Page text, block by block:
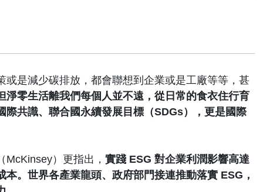
或是減少碳排放，都會聯想到企業或是工廠等等，甚
淨零生活離我們每個人並不遠，從日常的食衣住行育
際共識、聯合國永續發展目標（SDGs），更是國際
）更指出， 實踐 ESG 對企業利潤影響高達
。世界各產業龍頭、政府部門接連推動落實 ESG，